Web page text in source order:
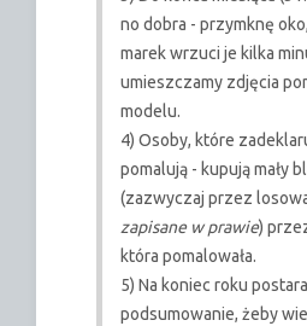
no dobra - przymknę
marek wrzuci je kilka
umieszczamy zdjęcia
modelu.
4) Osoby, które
pomalują - kupują mały
(zazwyczaj przez
zapisane w prawie)
która pomalowała.
5) Na koniec roku
podsumowanie, żeby